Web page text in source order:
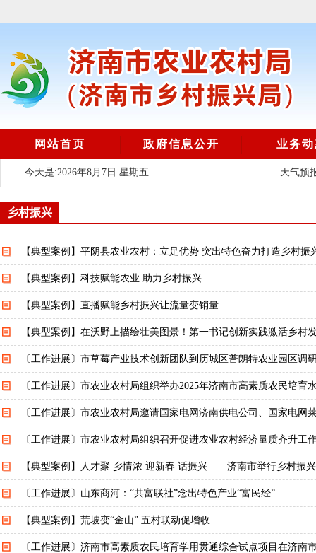
网站首页 政府信息公开 业务
今天是:2026年8月7日 星期五 天气预
乡村振兴
【典型案例】平阴县农业农村：立足优势 突出特色奋力打造乡村振
【典型案例】科技赋能农业 助力乡村振兴
【典型案例】直播赋能乡村振兴让流量变销量
【典型案例】在沃野上描绘壮美图景！第一书记创新实践激活乡村
〔工作进展〕市草莓产业技术创新团队到历城区普朗特农业园区调
〔工作进展〕市农业农村局组织举办2025年济南市高素质农民培育
〔工作进展〕市农业农村局邀请国家电网济南供电公司、国家电
〔工作进展〕市农业农村局组织召开促进农业农村经济量质齐升工
【典型案例】人才聚 乡情浓 迎新春 话振兴——济南市举行乡村振
〔工作进展〕山东商河：“共富联社”念出特色产业“富民经”
【典型案例】荒坡变“金山” 五村联动促增收
〔工作进展〕济南市高素质农民培育学用贯通综合试点项目在济南